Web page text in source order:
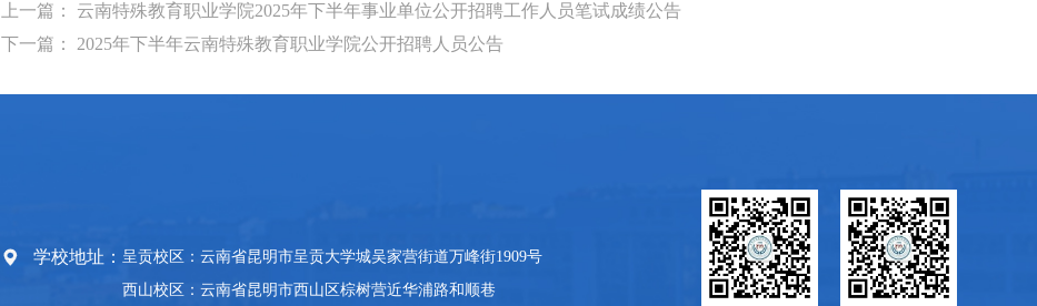
上一篇： 云南特殊教育职业学院2025年下半年事业单位公开招聘工作人员笔试成绩公告
下一篇： 2025年下半年云南特殊教育职业学院公开招聘人员公告
学校地址： 呈贡校区：云南省昆明市呈贡大学城吴家营街道万峰街1909号
西山校区：云南省昆明市西山区棕树营近华浦路和顺巷